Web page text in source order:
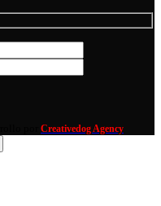
Creativedog Agency